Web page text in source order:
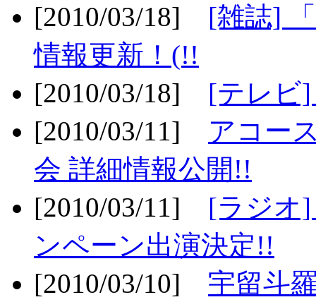
[2010/03/18] [雑誌]
情報更新！(!!
[2010/03/18] [テレビ
[2010/03/11] アコー
会 詳細情報公開!!
[2010/03/11] [ラジオ
ンペーン出演決定!!
[2010/03/10] 宇留斗